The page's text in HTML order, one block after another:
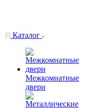
Каталог
Межкомнатные
двери